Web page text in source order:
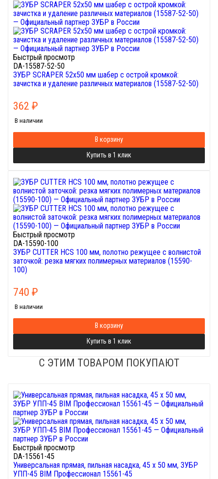
Быстрый просмотр
DA-15587-52-50
ЗУБР SCRAPER 52х50 мм шабер с острой кромкой:
зачистка и удаление различных материалов (15587-52-50)
362 ₽
В наличии
В корзину
Купить в 1 клик
Быстрый просмотр
DA-15590-100
ЗУБР CUTTER HCS 100 мм, полотно режущее с волнистой
заточкой: резка мягких полимерных материалов (15590-
100)
740 ₽
В наличии
В корзину
Купить в 1 клик
С ЭТИМ ТОВАРОМ ПОКУПАЮТ
Быстрый просмотр
DA-15561-45
Универсальная прямая, пильная насадка, 45 x 50 мм, ЗУБР
УПП-45 BIM Профессионал 15561-45